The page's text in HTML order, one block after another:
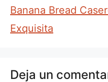
Banana Bread
Exquisita
Deja un